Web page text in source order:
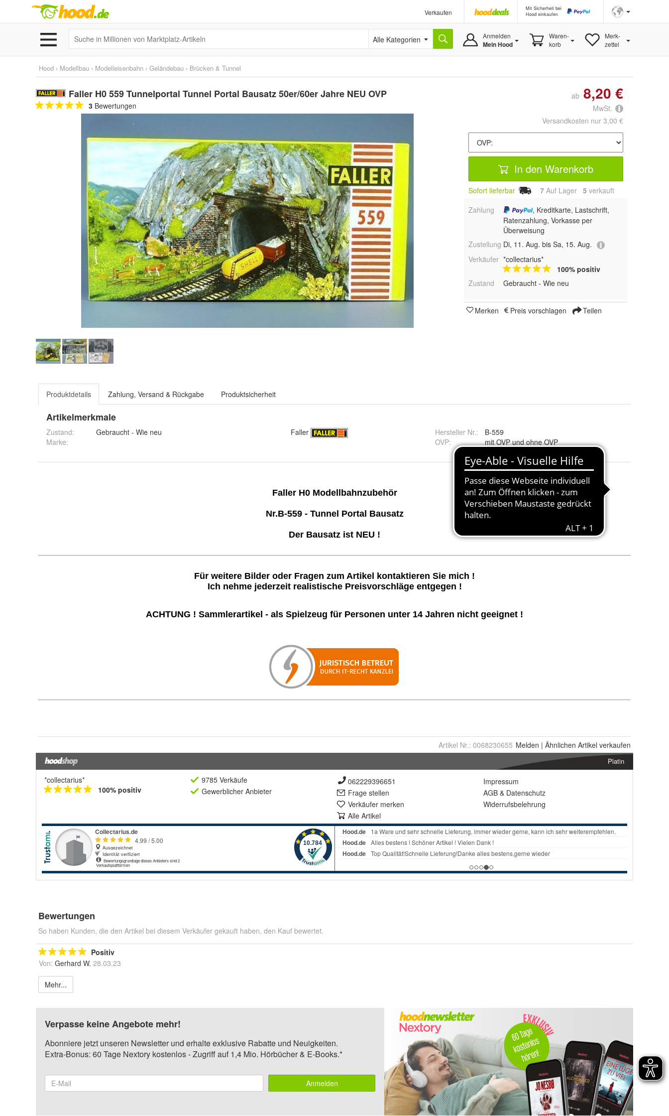
Verkaufen
Mit Sicherheit bei
Hood einkaufen
Alle Kategorien Anmelden
Mein Hood
Waren-
korb
Merk-
zettel
Hood › Modellbau › Modelleisenbahn › Geländebau › Brücken & Tunnel
Faller H0 559 Tunnelportal Tunnel Portal Bausatz 50er/60er Jahre NEU OVP
3 Bewertungen
ab 8,20 €
MwSt.
Versandkosten nur 3,00 €
In den Warenkorb
Sofort lieferbar 7 Auf Lager 5 verkauft
Zahlung
, Kreditkarte, Lastschrift,
Ratenzahlung, Vorkasse per
Überweisung
Zustellung Di, 11. Aug. bis Sa, 15. Aug.
Verkäufer *collectarius*
100% positiv
Zustand
Gebraucht - Wie neu
Merken Preis vorschlagen Teilen
Produktdetails Zahlung, Versand & Rückgabe Produktsicherheit
Artikelmerkmale
Zustand:
Gebraucht - Wie neu
Marke:
Faller Hersteller Nr.:
B-559
OVP: mit OVP und ohne OVP
Artikel Nr.: 0068230655 Melden | Ähnlichen Artikel verkaufen
Platin
*collectarius*
100% positiv
9785 Verkäufe
Gewerblicher Anbieter
062229396651
Frage stellen
Verkäufer merken
Alle Artikel
Impressum
AGB & Datenschutz
Widerrufsbelehrung
Bewertungen
So haben Kunden, die den Artikel bei diesem Verkäufer gekauft haben, den Kauf bewertet.
Positiv
Von: Gerhard W. 28.03.23
Mehr...
Verpasse keine Angebote mehr!
Abonniere jetzt unseren Newsletter und erhalte exklusive Rabatte und Neuigkeiten.
Extra-Bonus: 60 Tage Nextory kostenlos - Zugriff auf 1,4 Mio. Hörbücher & E-Books.*
Anmelden